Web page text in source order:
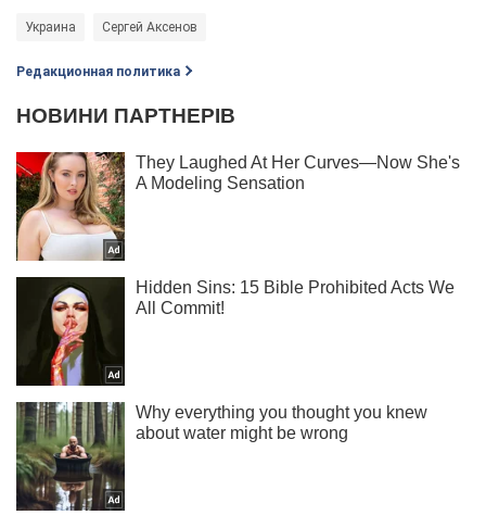
Украина Сергей Аксенов
Редакционная политика